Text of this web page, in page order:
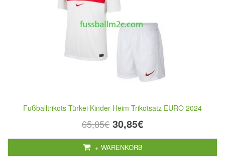
Fußballtrikots Türkei Kinder Heim Trikotsatz EURO 2024
65,85€ 30,85€
+ WARENKORB